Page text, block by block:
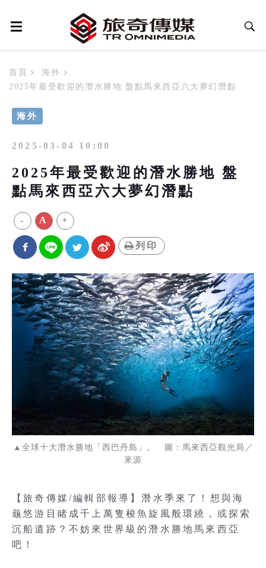
首頁
海外
2025年最受歡迎的潛水勝地 盤點馬來西亞六大夢幻潛點
海外
2025-03-04 10:00
2025年最受歡迎的潛水勝地 盤
點馬來西亞六大夢幻潛點
- A +
列印
▲全球十大潛水勝地「西巴丹島」。 圖：馬來西亞觀光局／
來源
【旅奇傳媒/編輯部報導】潛水季來了！想與海
龜悠游目睹成千上萬隻梭魚旋風般環繞，或探索
沉船遺跡？不妨來世界級的潛水勝地馬來西亞
吧！